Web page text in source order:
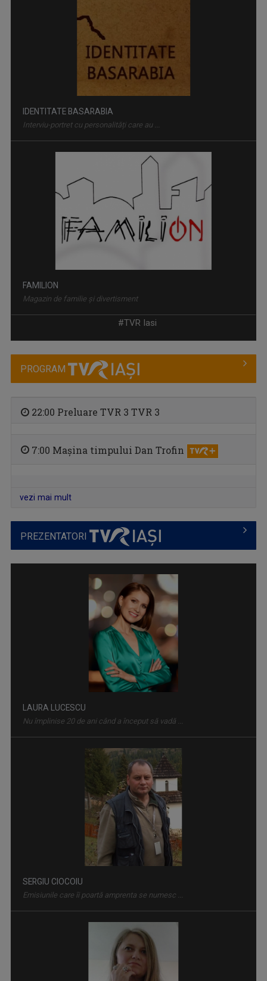
IDENTITATE BASARABIA
Interviu-portret cu personalități care au ...
CARAVANA TVR3 LA TINE ACASĂ
„Energia Z” evocă dinamismul tinerilor care, ...
Emisiune despre comunităţile etnice din ...
#TVR Iasi
PROGRAM
22:00 Preluare TVR 3 TVR 3
7:00 Mașina timpului Dan Trofin
vezi mai mult
PREZENTATORI
Nu împlinise 20 de ani când a început să vadă ...
Emisiunile care îi poartă amprenta se numesc ...